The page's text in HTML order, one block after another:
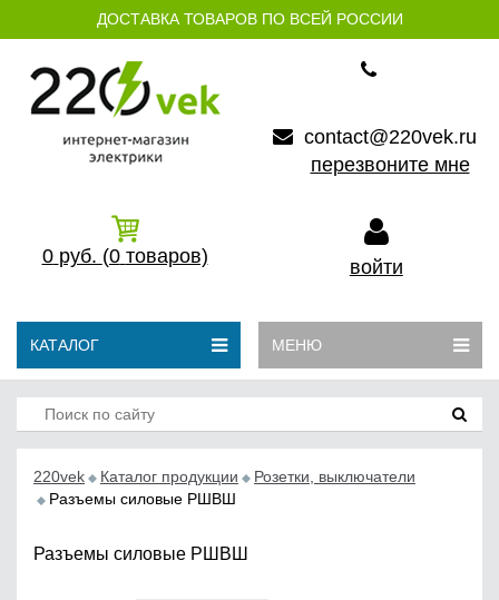
ДОСТАВКА ТОВАРОВ ПО ВСЕЙ РОССИИ
contact@220vek.ru
перезвоните мне
0 руб. (0 товаров) войти
КАТАЛОГ МЕНЮ
220vek Каталог продукции
Розетки, выключатели
Разъемы силовые РШВШ
Разъемы силовые РШВШ